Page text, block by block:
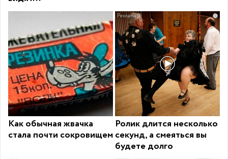
Как обычная жвачка
стала почти сокровищем
i
Ролик длится несколько
секунд, а смеяться вы
будете долго